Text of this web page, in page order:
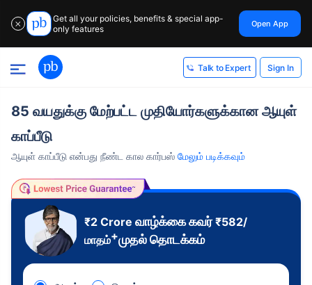
✕
Get all your policies, benefits & special app-
only features
Open App
Talk to Expert Sign In
85 வயதுக்கு மேற்பட்ட முதியோர்களுக்கான ஆயுள்
காப்பீடு
ஆயுள் காப்பீடு என்பது நீண்ட கால கார்பஸ் மேலும் படிக்கவும்
₹2 Crore வாழ்க்கை கவர்₹582/
மாதம்+முதல் தொடக்கம்